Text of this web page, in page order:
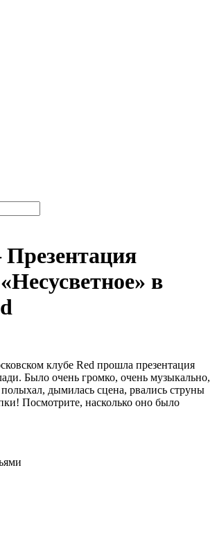
в
клубе Red прошла презентация
Было очень громко, очень музыкально,
дымилась сцена, рвались струны
Посмотрите, насколько оно было